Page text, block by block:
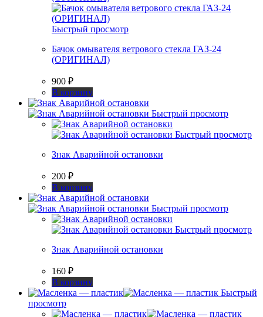
Быстрый просмотр
Бачок омывателя ветрового стекла ГАЗ-24
(ОРИГИНАЛ)
900 ₽
В корзину
Быстрый просмотр
Быстрый просмотр
Знак Аварийной остановки
200 ₽
В корзину
Быстрый просмотр
Быстрый просмотр
Знак Аварийной остановки
160 ₽
В корзину
Быстрый
просмотр